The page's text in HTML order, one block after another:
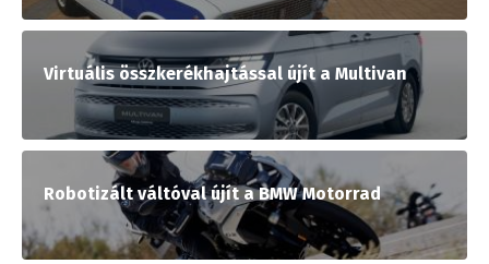
Virtuális összkerékhajtással újít a Multivan
Robotizált váltóval újít a BMW Motorrad